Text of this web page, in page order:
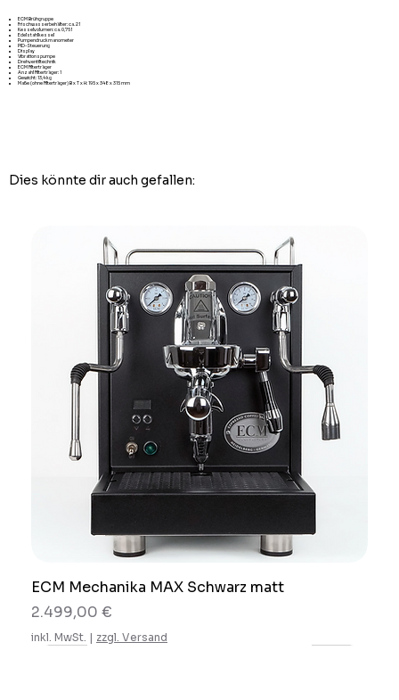
ECM Brühgruppe
Frischwasserbehälter: ca. 2 l
Kesselvolumen: ca. 0,75 l
Edelstahlkessel
Pumpendruckmanometer
PID-Steuerung
Display
Vibrationspumpe
Drehventiltechnik
ECM Filterträger
Anzahl Filterträger: 1
Gewicht: 13,4 kg
Maße (ohne Filterträger) B x T x H: 195 x 348 x 315 mm
Dies könnte dir auch gefallen:
ECM Mechanika MAX Schwarz matt
Preis
2.499,00 €
inkl. MwSt. | zzgl. Versand